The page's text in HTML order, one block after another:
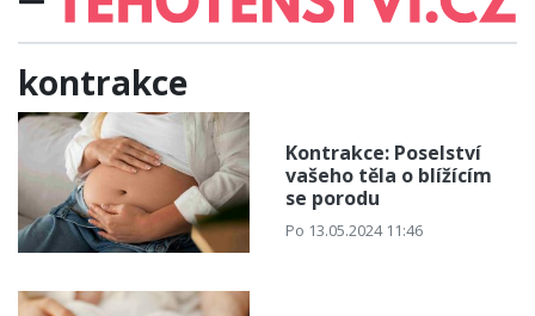
kontrakce
Kontrakce: Poselství
vašeho těla o blížícím
se porodu
Po 13.05.2024 11:46